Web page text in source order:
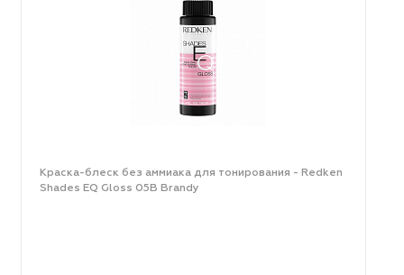
Краска-блеск без аммиака для тонирования - Redken
Shades EQ Gloss 05B Brandy